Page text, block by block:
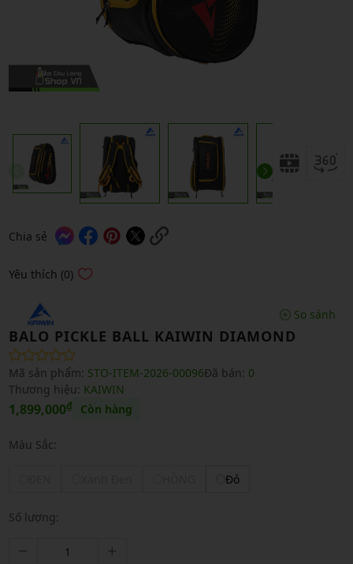
Chia sẻ
Yêu thích (0)
So sánh
BALO PICKLE BALL KAIWIN DIAMOND
Mã sản phẩm: STO-ITEM-2026-00096Đã bán: 0
Thương hiệu: KAIWIN
1,899,000₫ Còn hàng
Màu Sắc:
Đỏ
Số lượng: